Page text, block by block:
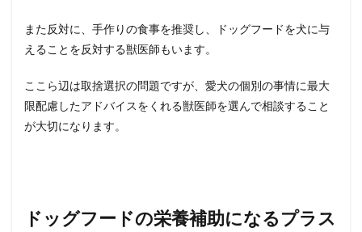
また反対に、手作りの食事を推奨し、ドッグフードを犬に与
えることを反対する獣医師もいます。
ここら辺は取捨選択の問題ですが、愛犬の個別の事情に最大
限配慮したアドバイスをくれる獣医師を選んで相談すること
が大切になります。
ドッグフードの栄養補助になるプラス